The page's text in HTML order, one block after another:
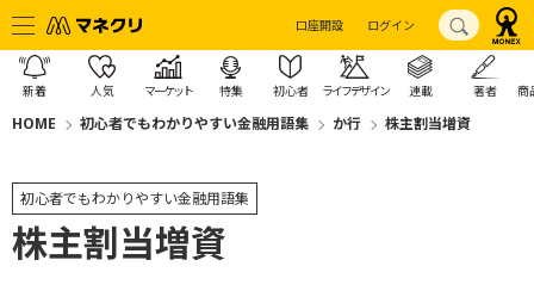
口座開設 ログイン
新着 人気 マーケット 特集 初心者 ライフデザイン 連載 著者 商
HOME 初心者でもわかりやすい金融用語集 か行 株主割当増資
初心者でもわかりやすい金融用語集
株主割当増資